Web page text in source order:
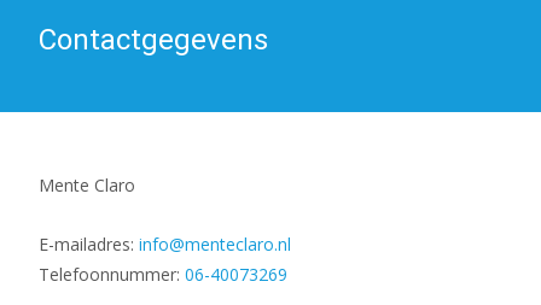
Contactgegevens
Mente Claro
E-mailadres: info@menteclaro.nl
Telefoonnummer: 06-40073269